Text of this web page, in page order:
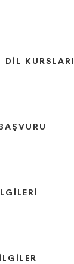
DIL KURSLARI